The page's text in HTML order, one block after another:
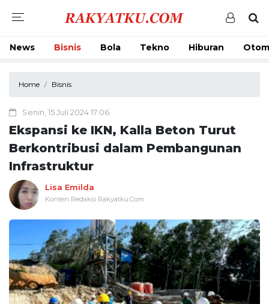
News Bisnis Bola Tekno Hiburan
Home Bisnis
Senin, 15 Juli 2024 17:06
Ekspansi ke IKN, Kalla Beton Turut
Berkontribusi dalam Pembangunan
Infrastruktur
Lisa Emilda
Konten Redaksi Rakyatku.Com